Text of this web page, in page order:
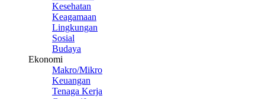
Kesehatan
Keagamaan
Lingkungan
Sosial
Budaya
Ekonomi
Makro/Mikro
Keuangan
Tenaga Kerja